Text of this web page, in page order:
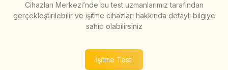
Cihazları Merkezi’nde bu test uzmanlarımız tarafından
gerçekleştirilebilir ve işitme cihazları hakkında detaylı bilgiye
sahip olabilirsiniz
İşitme Testi